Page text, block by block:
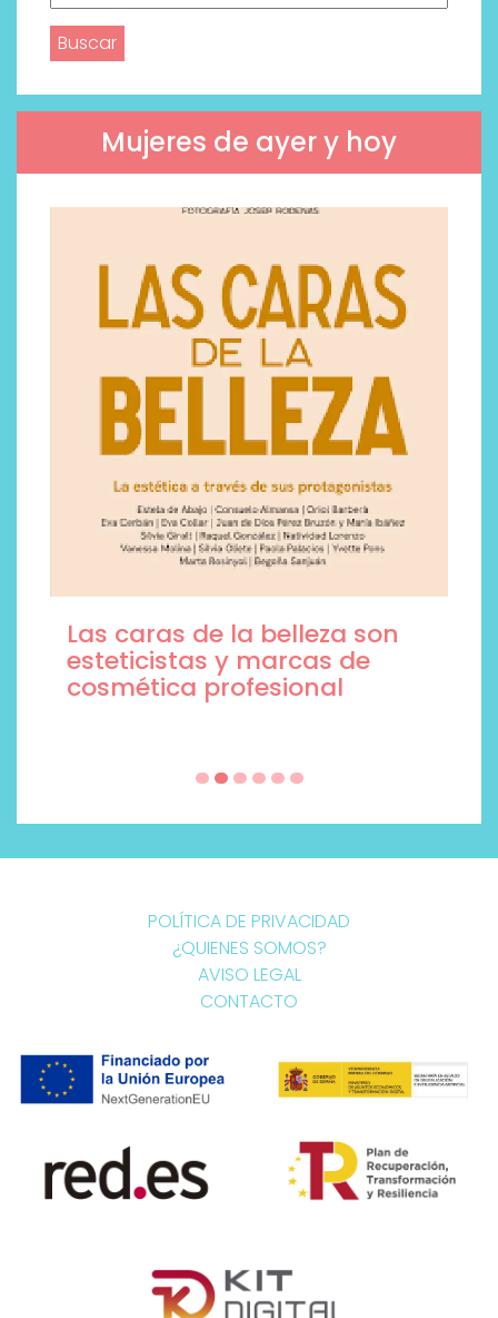
Mujeres de ayer y hoy
Las caras de la belleza son
esteticistas y marcas de
cosmética profesional
POLÍTICA DE PRIVACIDAD
¿QUIENES SOMOS?
AVISO LEGAL
CONTACTO